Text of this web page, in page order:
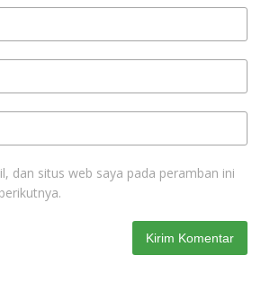
dan situs web saya pada peramban ini